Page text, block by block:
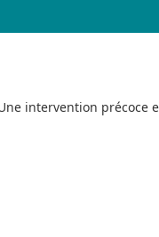
intervention précoce